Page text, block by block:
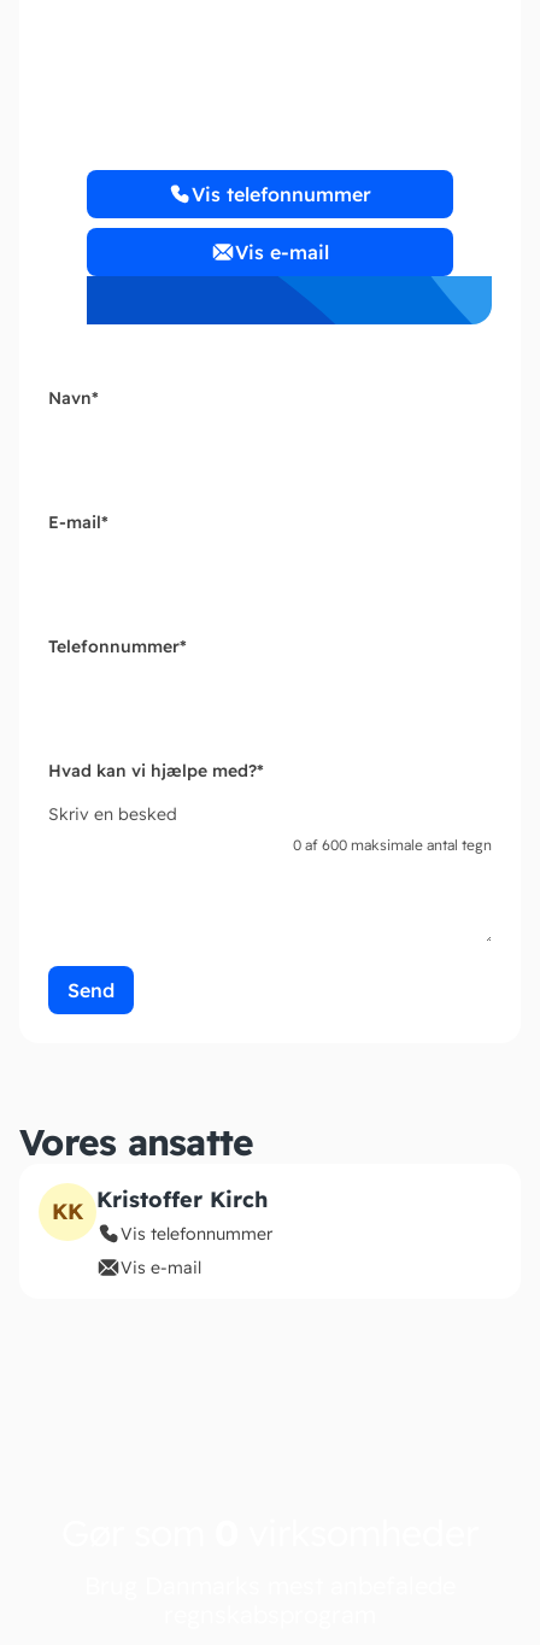
Vis telefonnummer
Vis e-mail
Navn*
E-mail*
Telefonnummer*
Hvad kan vi hjælpe med?*
Skriv en besked
0 af 600 maksimale antal tegn
Vores ansatte
KK Kristoffer Kirch
Vis telefonnummer
Vis e-mail